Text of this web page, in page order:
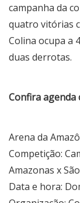
campanha da
quatro vitórias
Colina ocupa a
duas derrotas.
Confira agenda
Arena da
Competição:
Amazonas x
Data e hora: